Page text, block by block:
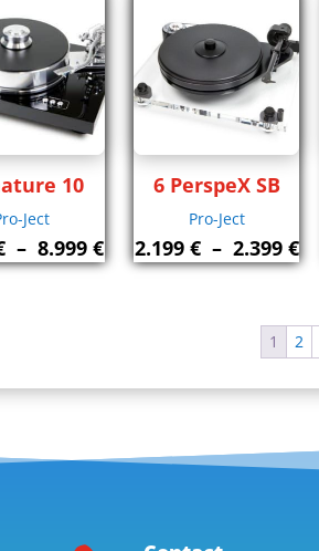
10
Ject
– 8.999€Plage
de
8.999 €
6 PerspeX SB
Pro-Ject
2.199 € – 2.399 €
à
1 2